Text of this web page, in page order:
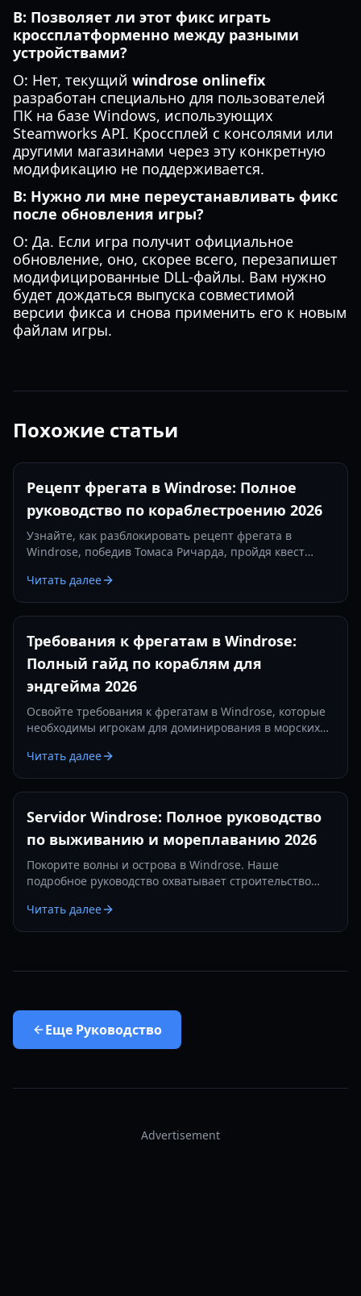
В: Позволяет ли этот фикс играть
кроссплатформенно между разными
устройствами?
О: Нет, текущий windrose onlinefix
разработан специально для пользователей
ПК на базе Windows, использующих
Steamworks API. Кроссплей с консолями или
другими магазинами через эту конкретную
модификацию не поддерживается.
В: Нужно ли мне переустанавливать фикс
после обновления игры?
О: Да. Если игра получит официальное
обновление, оно, скорее всего, перезапишет
модифицированные DLL-файлы. Вам нужно
будет дождаться выпуска совместимой
версии фикса и снова применить его к новым
файлам игры.
Похожие статьи
Рецепт фрегата в Windrose: Полное
руководство по кораблестроению 2026
Узнайте, как разблокировать рецепт фрегата в
Windrose, победив Томаса Ричарда, пройдя квест
изготовив железные слитки.
Читать далее
Требования к фрегатам в Windrose:
Полный гайд по кораблям для
эндгейма 2026
Освойте требования к фрегатам в Windrose, которые
необходимы игрокам для доминирования в морских
предметах защиты и тактиках на 2026 год.
Читать далее
Servidor Windrose: Полное руководство
по выживанию и мореплаванию 2026
Покорите волны и острова в Windrose. Наше
подробное руководство охватывает строительство
году.
Читать далее
Еще Руководство
Advertisement